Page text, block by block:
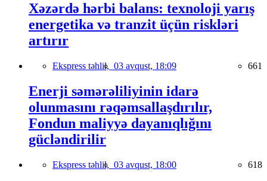
Xəzərdə hərbi balans: texnoloji yarış
energetika və tranzit üçün riskləri
artırır
Ekspress təhlil, 03 avqust, 18:09 661
Enerji səmərəliliyinin idarə
olunmasını rəqəmsallaşdırılır,
Fondun maliyyə dayanıqlığını
gücləndirilir
Ekspress təhlil, 03 avqust, 18:00 618